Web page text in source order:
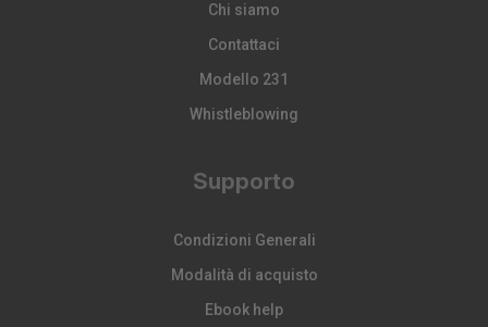
Chi siamo
Contattaci
Modello 231
Whistleblowing
Supporto
Condizioni Generali
Modalità di acquisto
Ebook help